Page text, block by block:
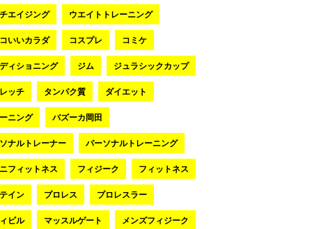
エイジング ウエイトトレーニング
いいカラダ コスプレ コミケ
ィショニング ジム ジュラシックカップ
ッチ タンパク質 ダイエット
ニング バズーカ岡田
ナルトレーナー パーソナルトレーニング
フィットネス フィジーク フィットネス
イン プロレス プロレスラー
ビル マッスルゲート メンズフィジーク